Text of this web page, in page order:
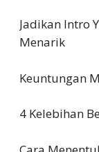
Jadikan Intro
Menarik
Keuntungan
4 Kelebihan